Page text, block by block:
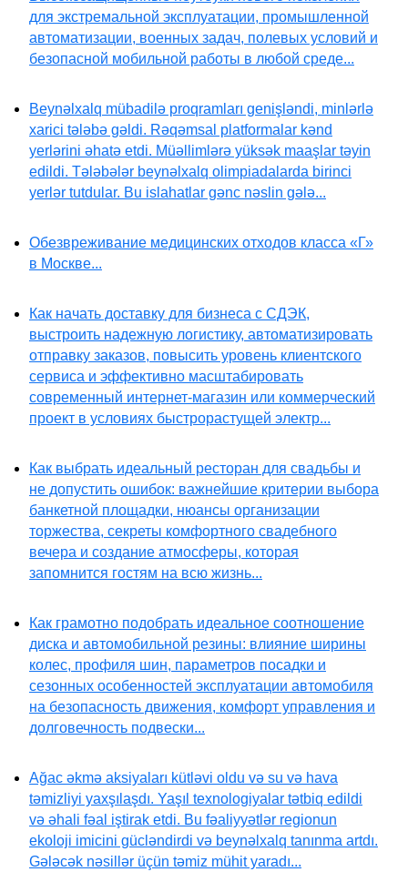
для экстремальной эксплуатации, промышленной
автоматизации, военных задач, полевых условий и
безопасной мобильной работы в любой среде...
Beynəlxalq mübadilə proqramları genişləndi, minlərlə
xarici tələbə gəldi. Rəqəmsal platformalar kənd
yerlərini əhatə etdi. Müəllimlərə yüksək maaşlar təyin
edildi. Tələbələr beynəlxalq olimpiadalarda birinci
yerlər tutdular. Bu islahatlar gənc nəslin gələ...
Обезвреживание медицинских отходов класса «Г»
в Москве...
Как начать доставку для бизнеса с СДЭК,
выстроить надежную логистику, автоматизировать
отправку заказов, повысить уровень клиентского
сервиса и эффективно масштабировать
современный интернет-магазин или коммерческий
проект в условиях быстрорастущей электр...
Как выбрать идеальный ресторан для свадьбы и
не допустить ошибок: важнейшие критерии выбора
банкетной площадки, нюансы организации
торжества, секреты комфортного свадебного
вечера и создание атмосферы, которая
запомнится гостям на всю жизнь...
Как грамотно подобрать идеальное соотношение
диска и автомобильной резины: влияние ширины
колес, профиля шин, параметров посадки и
сезонных особенностей эксплуатации автомобиля
на безопасность движения, комфорт управления и
долговечность подвески...
Ağac əkmə aksiyaları kütləvi oldu və su və hava
təmizliyi yaxşılaşdı. Yaşıl texnologiyalar tətbiq edildi
və əhali fəal iştirak etdi. Bu fəaliyyətlər regionun
ekoloji imicini gücləndirdi və beynəlxalq tanınma artdı.
Gələcək nəsillər üçün təmiz mühit yaradı...